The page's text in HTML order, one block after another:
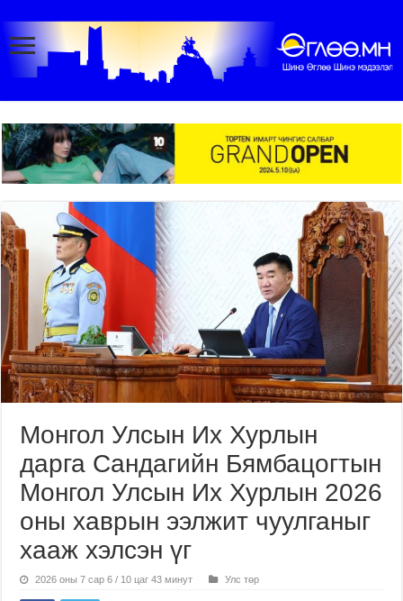
Монгол Улсын Их Хурлын
дарга Сандагийн Бямбацогтын
Монгол Улсын Их Хурлын 2026
оны хаврын ээлжит чуулганыг
хааж хэлсэн үг
2026 оны 7 сар 6 / 10 цаг 43 минут Улс төр